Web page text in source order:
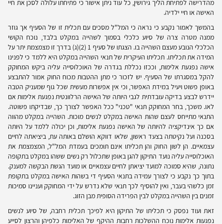
מהדרישה לפתיחת הליך גירושין, כל עוד ניתן אישור כי פתיחתו עלולה לסכן את חיי
האישה או חיי ילדיה.
בהמשך לאמור נקבע כי נראה כי המל"ל מסכים עם תכלית זו של הסעיף אך גוזר
ממנה מטרה צרה של סיוע כלכלי בסמוך לשהייה במקלט בלבד, נוכח הקושי
הכלכלי הנובע מעצם השהייה בו. הצגתו של סעיף 1 (2)(ג) בדרך זו מצמצמת יתר על
המידה את תכליתו. תכליתו העיקרית של תנאי השהייה במקלט היא ללמד כי לפנינו
אישה נפגעת אלימות, וככזו נכללת בגדרה של האוכלוסייה עליה ביקש המחוקק
להקל במסגרתו של הסעיף. יש לזכור כי מתן ההטבות מכוח החוק אמור להתבצע
באופן פשוט ויעיל במידת האפשר, וכי אין אפשרות מעשית שכל גוף שמעניק הטבה
יידרש לבצע בדיקה עובדתית לגבי היותה של האישה הרלוונטית נפגעת אלימות אם
לאו. משכך, בחר המחוקק תנאי "טכני" ככל האפשר לצורך כך, שבדיקתו פשוטה.
התנאי מתייחס לעצם שהות האישה במקלט לנשים מוכות. השהייה במקלט מהווה
אם כך אינדיקציה להיותה של האישה נפגעת אלימות, וכן יכולה ללמד על היותה
בסכנה ועל נקיטתה בצעד ראשון, שלאו דווקא הושלם באותה עת, ביציאתה לחיים
עצמאיים. הן לשון החוק והן תכליתו אינם תומכים בעמדת המל"ל, המצמצמת את
האוכלוסייה עליה נועד התיקון להגן באופן שתכלול רק נשים ששהו במקלט בתקופה
נתונה, שהיא סמוכה למועד יציאתן לחיים עצמאיים או מועד הגשת הבקשה למענק.
בתוך כך נקבע כי לצורך עמידה בתנאי הסעיף די בשהות האישה במקלט בתקופת
זמן כלשהי בעבר, ואין להוסיף לכך תנאי שלא נדרש על ידי המחוקק ועניינו סמיכות
זמנים בין השהייה במקלט לבין הפרידה הסופית מבן הזוג.
זאת ועוד נפסק כי תכליתו של התיקון היא לפיכך תכלית רחבה, של סיוע לנשים
נפגעות אלימות נוכח ההשלכות רחבות ההיקף של האלימות כלפיהן והרצון לסייע